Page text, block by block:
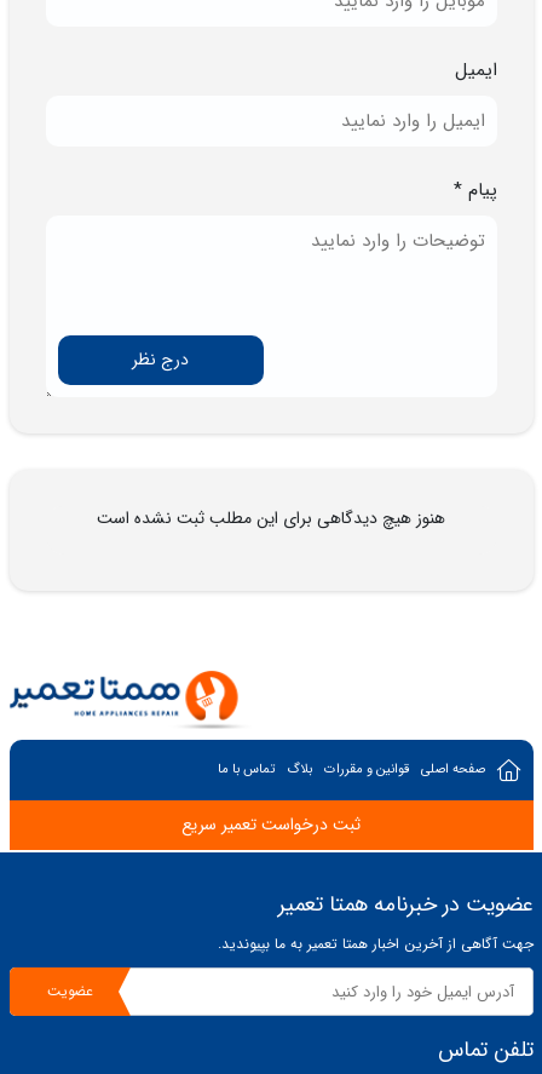
ایمیل
پیام *
درج نظر
هنوز هیچ دیدگاهی برای این مطلب ثبت نشده است
صفحه اصلی قوانین و مقررات بلاگ تماس با ما
ثبت درخواست تعمیر سریع
عضویت در خبرنامه همتا تعمیر
جهت آگاهی از آخرین اخبار همتا تعمیر به ما بپیوندید.
عضویت
تلفن تماس